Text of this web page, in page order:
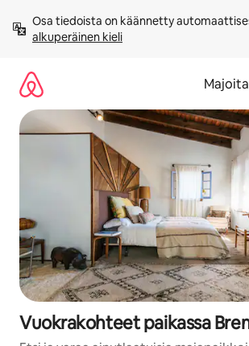
sisältö
väliin
Osa tiedoista on käännetty
alkuperäinen kieli
Vuokrakohteet paikassa